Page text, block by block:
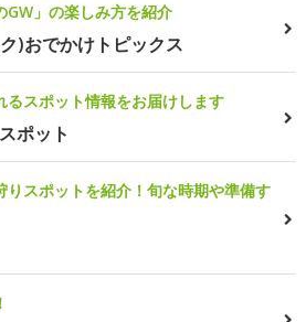
」の楽しみ方を紹介
)おでかけトピックス
るスポット情報をお届けします
ポット
りスポットを紹介！旬な時期や準備す